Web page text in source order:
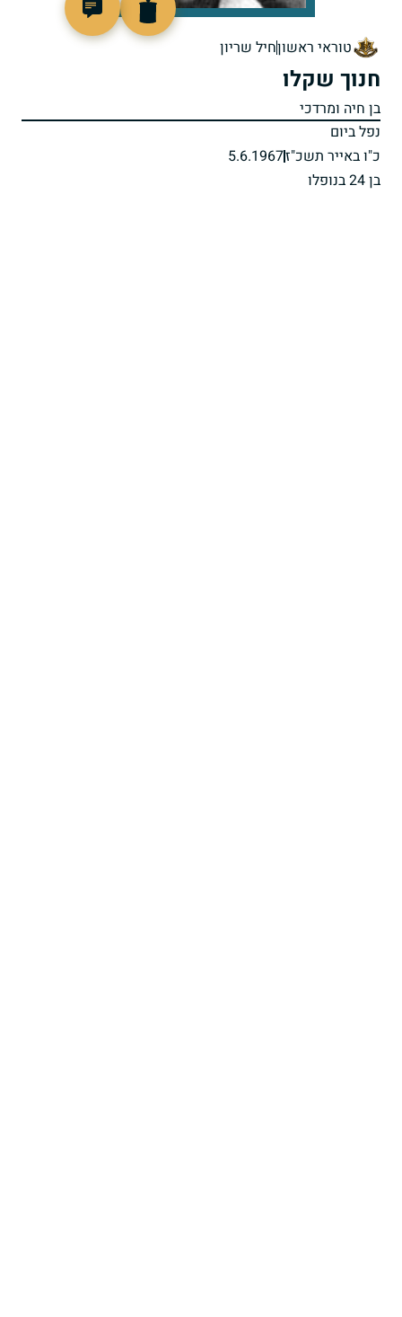
טוראי ראשוןחיל שריון
חנוך שקלו
בן חיה ומרדכי
נפל ביום
כ"ו באייר תשכ"ז5.6.1967
בן 24 בנופלו